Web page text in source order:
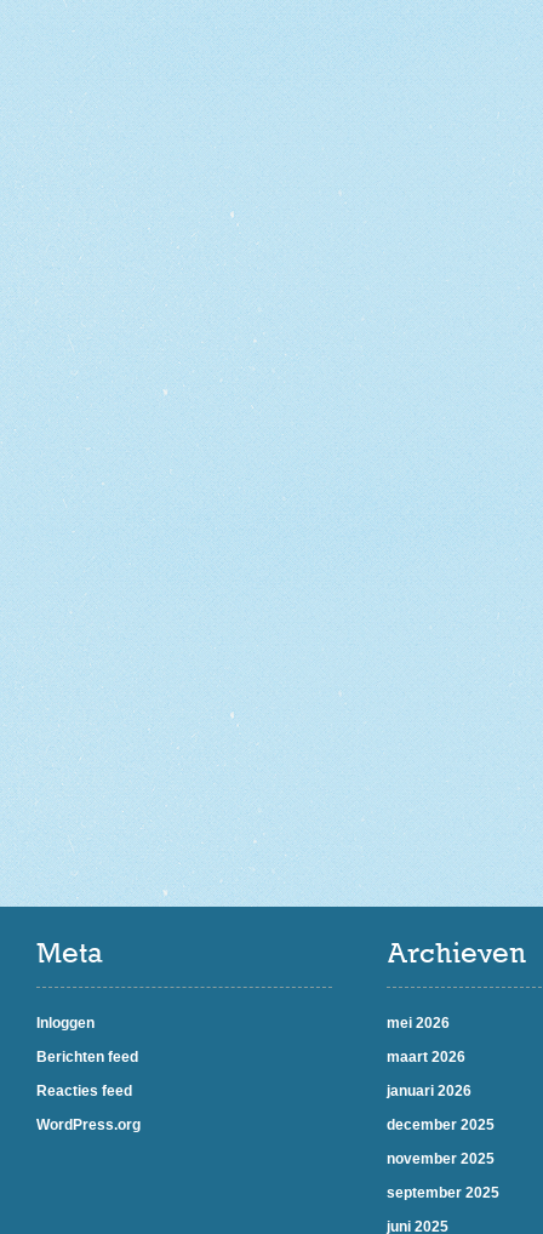
Meta
Inloggen
Berichten feed
Reacties feed
WordPress.org
Archieven
mei 2026
maart 2026
januari 2026
december 2025
november 2025
september 2025
juni 2025